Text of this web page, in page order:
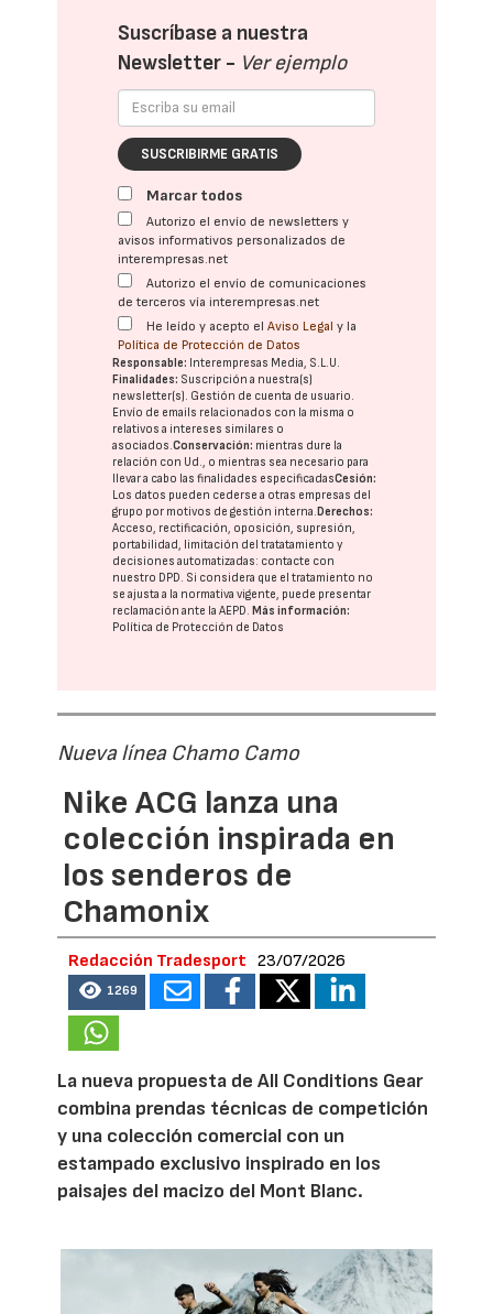
Suscríbase a nuestra
Newsletter - Ver ejemplo
SUSCRIBIRME GRATIS
Marcar todos
Autorizo el envío de newsletters y
avisos informativos personalizados de
interempresas.net
Autorizo el envío de comunicaciones
de terceros vía interempresas.net
He leído y acepto elAviso Legal y la
Política de Protección de Datos
Responsable: Interempresas Media, S.L.U.
Finalidades: Suscripción a nuestra(s)
newsletter(s). Gestión de cuenta de usuario.
Envío de emails relacionados con la misma o
relativos a intereses similares o
asociados.Conservación: mientras dure la
relación con Ud., o mientras sea necesario para
llevar a cabo las finalidades especificadasCesión:
Los datos pueden cederse a otras empresas del
grupo por motivos de gestión interna.Derechos:
Acceso, rectificación, oposición, supresión,
portabilidad, limitación del tratatamiento y
decisiones automatizadas: contacte con
nuestro DPD. Si considera que el tratamiento no
se ajusta a la normativa vigente, puede presentar
reclamación ante laAEPD.Más información:
Política de Protección de Datos
Nueva línea Chamo Camo
Nike ACG lanza una
colección inspirada en
los senderos de
Chamonix
Redacción Tradesport 23/07/2026
1269
La nueva propuesta de All Conditions Gear
combina prendas técnicas de competición
y una colección comercial con un
estampado exclusivo inspirado en los
paisajes del macizo del Mont Blanc.